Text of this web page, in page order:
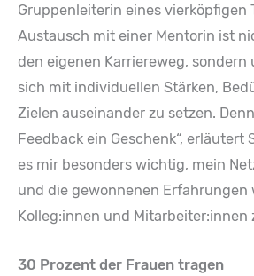
Gruppenleiterin eines vierköpfigen
Austausch mit einer Mentorin ist
den eigenen Karriereweg,
sich mit individuellen Stärken,
Zielen auseinander zu setzen.
Feedback ein Geschenk“, erläutert
es mir besonders wichtig, mein
und die gewonnenen Erfahrungen
Kolleg:innen und Mitarbeiter:innen
30 Prozent der Frauen tragen